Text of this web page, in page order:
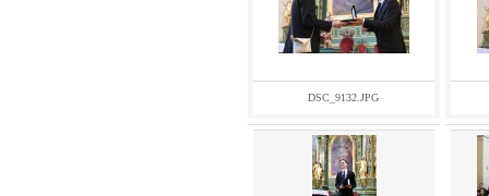
DSC_9132.JPG